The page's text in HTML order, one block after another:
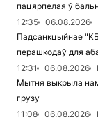
пацярпелая ў
12:35
06.08.2026
Падсанкцыйнае
перашкодаў для
12:31
06.08.2026
Мытня выкрыла
грузу
11:08
06.08.2026